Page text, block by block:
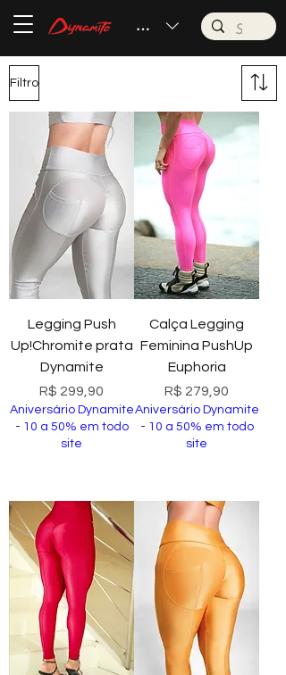
BRL (R$)
Filtro
Legging Push
Up!Chromite prata
Dynamite
Preço
R$ 299,90
Aniversário Dynamite
- 10 a 50% em todo
site
Calça Legging
Feminina PushUp
Euphoria
Preço
R$ 279,90
Aniversário Dynamite
- 10 a 50% em todo
site